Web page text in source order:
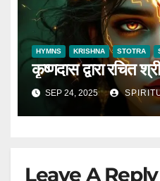
HYMNS KRISHNA STOTRA
कृष्णदास द्वारा रचित
SEP 24, 2025
Leave A Reply